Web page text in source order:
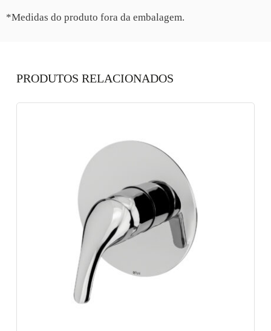
*Medidas do produto fora da embalagem.
PRODUTOS RELACIONADOS